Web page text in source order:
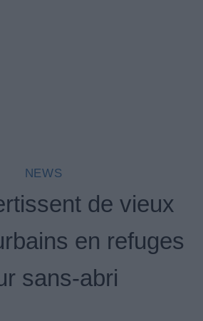
NEWS
de vieux
en refuges
sans-abri